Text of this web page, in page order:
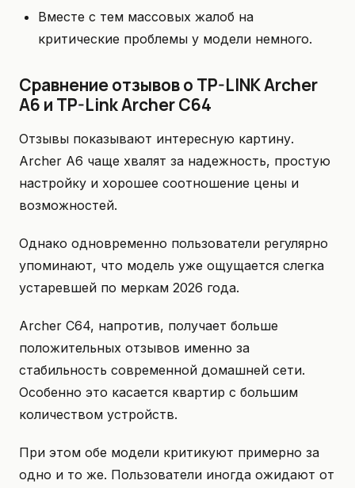
Вместе с тем массовых жалоб на
критические проблемы у модели немного.
Сравнение отзывов о TP-LINK Archer
A6 и TP-Link Archer C64
Отзывы показывают интересную картину.
Archer A6 чаще хвалят за надежность, простую
настройку и хорошее соотношение цены и
возможностей.
Однако одновременно пользователи регулярно
упоминают, что модель уже ощущается слегка
устаревшей по меркам 2026 года.
Archer C64, напротив, получает больше
положительных отзывов именно за
стабильность современной домашней сети.
Особенно это касается квартир с большим
количеством устройств.
При этом обе модели критикуют примерно за
одно и то же. Пользователи иногда ожидают от